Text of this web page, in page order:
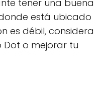
tener una buena
está ubicado
es débil, considera
Dot o mejorar tu